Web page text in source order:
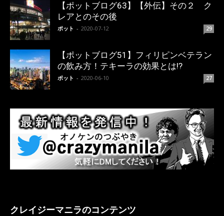
【ポットブログ63】【外伝】その２ ク
レアとのその後
ポット - 2020-07-12 29
【ポットブログ51】フィリピンベテラン
の飲み方！テキーラの効果とは!?
ポット - 2020-06-10 27
クレイジーマニラのコンテンツ